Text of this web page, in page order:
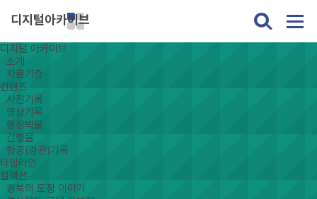
디지털아카이브
디지털 아카이브
소개
자료기증
컨텐츠
사진기록
영상기록
행정박물
간행물
항공(경관)기록
타임라인
컬렉션
경북의 도정 이야기